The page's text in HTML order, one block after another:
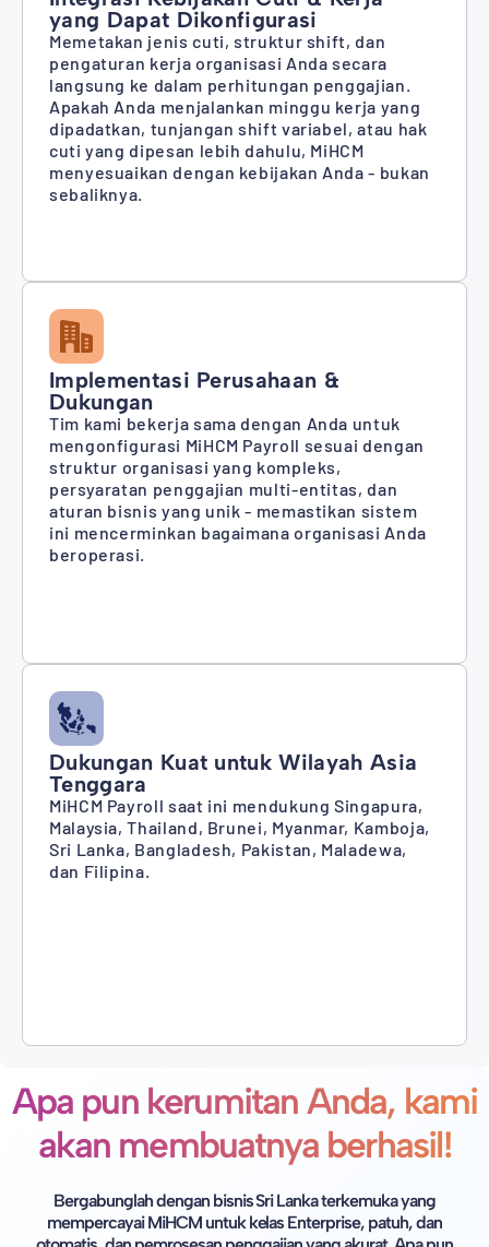
yang Dapat Dikonfigurasi
Memetakan jenis cuti, struktur shift, dan
pengaturan kerja organisasi Anda secara
langsung ke dalam perhitungan penggajian.
Apakah Anda menjalankan minggu kerja yang
dipadatkan, tunjangan shift variabel, atau hak
cuti yang dipesan lebih dahulu, MiHCM
menyesuaikan dengan kebijakan Anda - bukan
sebaliknya.
Implementasi Perusahaan &
Dukungan
Tim kami bekerja sama dengan Anda untuk
mengonfigurasi MiHCM Payroll sesuai dengan
struktur organisasi yang kompleks,
persyaratan penggajian multi-entitas, dan
aturan bisnis yang unik - memastikan sistem
ini mencerminkan bagaimana organisasi Anda
beroperasi.
Dukungan Kuat untuk Wilayah Asia
Tenggara
MiHCM Payroll saat ini mendukung Singapura,
Malaysia, Thailand, Brunei, Myanmar, Kamboja,
Sri Lanka, Bangladesh, Pakistan, Maladewa,
dan Filipina.
Apa pun kerumitan Anda, kami
akan membuatnya berhasil!
Bergabunglah dengan bisnis Sri Lanka terkemuka yang
mempercayai MiHCM untuk kelas Enterprise, patuh, dan